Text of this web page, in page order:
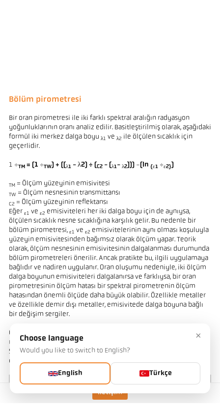
İletişim
Bölüm pirometresi
Bir oran pirometresi ile iki farklı spektral aralığın radyasyon
yoğunluklarının oranı analiz edilir. Basitleştirilmiş olarak, aşağıdaki
formül iki merkez dalga boyu λ1 ve λ2 ile ölçülen sıcaklık için
geçerlidir.
1 ÷TM= (1 ÷TW) + ((λ1 - λ2) ÷ (C2- (λ1- λ2)))-(ln {ε1 ÷ε2})
TM= Ölçüm yüzeyinin emisivitesi
TW= Ölçüm nesnesinin transmittansı
C2 = Ölçüm yüzeyinin reflektansı
Eğer ε1 ve ε2 emisiviteleri her iki dalga boyu için de aynıysa,
ölçülen sıcaklık nesne sıcaklığına karşılık gelir. Bu nedenle bir
bölüm pirometresi, ε1 ve ε2 emisivitelerinin aynı olması koşuluyla
yüzeyin emisivitesinden bağımsız olarak ölçüm yapar. Teorik
olarak, ölçüm nesnesinin emisivitesinin dalgalanması durumunda
bölüm pirometreleri önerilir. Ancak pratikte bu, ilgili uygulamaya
bağlıdır ve nadiren uygulanır. Oran oluşumu nedeniyle, iki ölçüm
dalga boyunun emisiviteleri dalgalanırsa ve farklıysa, bir oran
pirometresinin ölçüm hatası bir spektral pirometrenin ölçüm
hatasından önemli ölçüde daha büyük olabilir. Özellikle metaller
ve özellikle demir dışı metaller, emisivitede dalga boyuna bağlı
bir değişim sergiler.
Öte yandan toz, buhar veya duman gibi iletim kayıpları genellikle
radyasyon yoğunluğunda homojen bir zayıflamaya neden olur.
Spektral pirometrelerle karşılaştırıldığında, oran pirometrelerinin
ölçülen değeri bu koşullar altında sabit kalır.
×
Choose language
Would you like to switch to English?
English Türkçe